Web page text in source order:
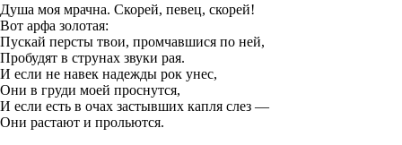
Душа моя мрачна. Скорей, певец, скорей!
‎Вот арфа золотая:
Пускай персты твои, промчавшися по ней,
‎Пробудят в струнах звуки рая.
И если не навек надежды рок унес,
‎Они в груди моей проснутся,
И если есть в очах застывших капля слез —
‎Они растают и прольются.